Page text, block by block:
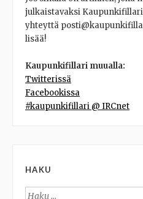
julkaistavaksi
yhteyttä
lisää!
Kaupunkifillari muualla:
Twitterissä
Facebookissa
#kaupunkifillari @ IRCnet
HAKU
Haku: